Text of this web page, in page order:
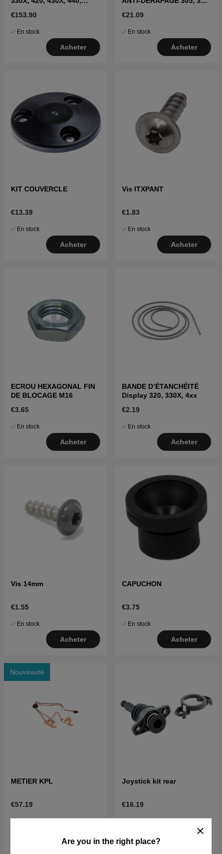
Are you in the right place?
€153.90
En stock
Acheter
435X(2020-)
€21.09
En stock
Acheter
KIT COUVERCLE
€13.39
En stock
Acheter
Vis ITXPANT
€1.83
En stock
Acheter
ECROU HEXAGONAL FIN
DE BLOCAGE M16
€3.65
En stock
Acheter
BANDE D’ÉTANCHÉITÉ
Display 320, 330X, 4xx
€2.19
En stock
Acheter
Vis 14mm
€1.55
En stock
Acheter
CAPUCHON
€3.75
En stock
Acheter
Nouveauté
METIER KPL
€57.19
Acheter
Joystick kit rear
€16.19